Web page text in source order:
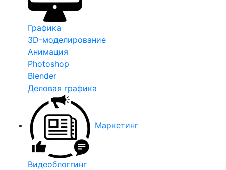
Графика
3D-моделирование
Анимация
Photoshop
Blender
Деловая графика
Маркетинг
Видеоблоггинг